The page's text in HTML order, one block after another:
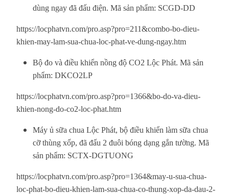
dùng ngay đã đấu điện. Mã sản phẩm: SCGD-DD
https://locphatvn.com/pro.asp?pro=211&combo-bo-dieu-
khien-may-lam-sua-chua-loc-phat-ve-dung-ngay.htm
Bộ đo và điều khiển nồng độ CO2 Lộc Phát. Mã sản
phẩm: DKCO2LP
https://locphatvn.com/pro.asp?pro=1366&bo-do-va-dieu-
khien-nong-do-co2-loc-phat.htm
Máy ủ sữa chua Lộc Phát, bộ điều khiển làm sữa chua
cỡ thùng xốp, đã đấu 2 đuôi bóng dạng gắn tường. Mã
sản phẩm: SCTX-DGTUONG
https://locphatvn.com/pro.asp?pro=1364&may-u-sua-chua-
loc-phat-bo-dieu-khien-lam-sua-chua-co-thung-xop-da-dau-2-